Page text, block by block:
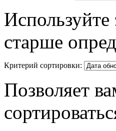
старше
Критерий сортировки:
Позволяет